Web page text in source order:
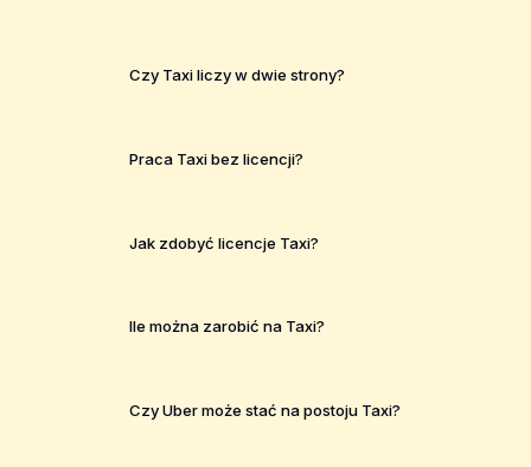
Czy Taxi liczy w dwie strony?
Praca Taxi bez licencji?
Jak zdobyć licencje Taxi?
Ile można zarobić na Taxi?
Czy Uber może stać na postoju Taxi?